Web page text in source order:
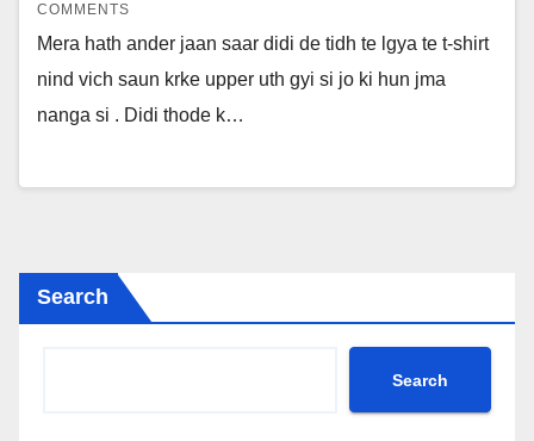
COMMENTS
Mera hath ander jaan saar didi de tidh te lgya te t-shirt
nind vich saun krke upper uth gyi si jo ki hun jma
nanga si . Didi thode k…
Search
Search